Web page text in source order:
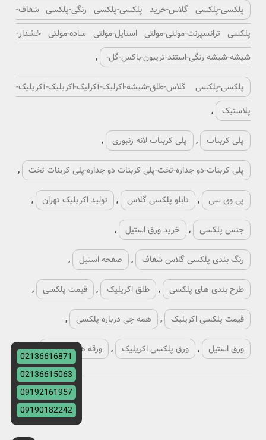
02136616871
02136615063
09192161957
09190182242
پلکسی-پلکسی گلاس-خرید پلکسی-پلکسی رنگی-پلکسی شفاف-
پلکسی ترانسپرنت-مولتی-مولتی استایل-مولتی ساده-مولتی خشدار-
شیشه-شیشه رنگی-استند-تریبون-باکس-گل-
,
پلکسی-پلکسی گلاس-طلق-شیشه-اکرلیک-آکرلیک-اکریلیک-آکریلیک-
پلاستیک
,
پلی کربنات , پلی کربنات لانه زنبوری ,
پلی کربنات-دو جداره-تخت-پلی کربنات دو جداره-پلی کربنات تخت ,
پی وی سی , تابلو پلکسی گلاس , تولید اکریلیک تهران ,
جنس پلکسی , خرید ورق استیل ,
رنگ بندی پلکسی گلاس شفاف , صفحه استیل ,
طرح بندی های پلکسی , طلق اکریلیک , قیمت پلکسی ,
قیمت پلکسی اکریلیک , همه چی درباره پلکسی ,
ورق استیل , ورق پلکسی اکریلیک , ورقه های پلکسی ,